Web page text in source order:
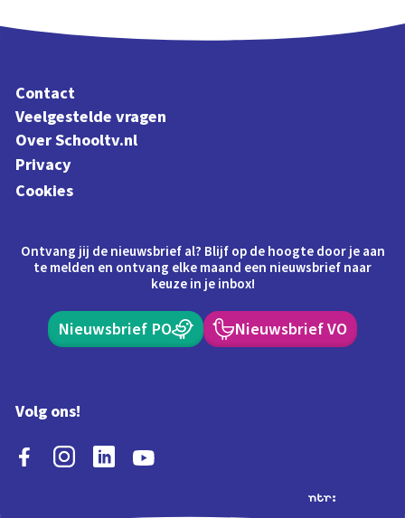
Contact
Veelgestelde vragen
Over Schooltv.nl
Privacy
Cookies
Ontvang jij de nieuwsbrief al? Blijf op de hoogte door je aan
te melden en ontvang elke maand een nieuwsbrief naar
keuze in je inbox!
Nieuwsbrief PO Nieuwsbrief VO
Volg ons!